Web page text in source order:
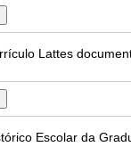
Lattes
Escolar da